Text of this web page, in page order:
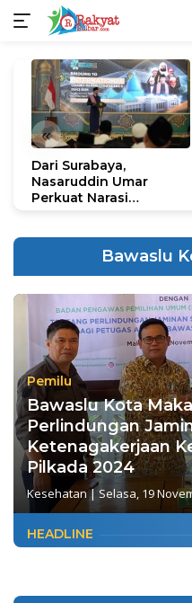
konten
«
Dari Surabaya,
Nasaruddin Umar
Perkuat Narasi
Bawaslu
Pemilu
Bawaslu Kota
Perlindungan
Ketenagakerjaan
Pilkada 2024
Kesehatan| Selasa, 19
HEADLINE